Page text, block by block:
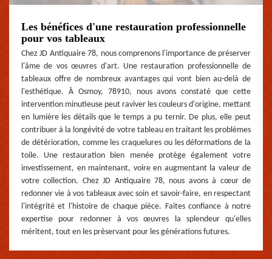
Les bénéfices d'une restauration professionnelle
pour vos tableaux
Chez JD Antiquaire 78, nous comprenons l'importance de préserver
l'âme de vos œuvres d'art. Une restauration professionnelle de
tableaux offre de nombreux avantages qui vont bien au-delà de
l'esthétique. À Osmoy, 78910, nous avons constaté que cette
intervention minutieuse peut raviver les couleurs d'origine, mettant
en lumière les détails que le temps a pu ternir. De plus, elle peut
contribuer à la longévité de votre tableau en traitant les problèmes
de détérioration, comme les craquelures ou les déformations de la
toile. Une restauration bien menée protège également votre
investissement, en maintenant, voire en augmentant la valeur de
votre collection. Chez JD Antiquaire 78, nous avons à cœur de
redonner vie à vos tableaux avec soin et savoir-faire, en respectant
l'intégrité et l'histoire de chaque pièce. Faites confiance à notre
expertise pour redonner à vos œuvres la splendeur qu'elles
méritent, tout en les préservant pour les générations futures.